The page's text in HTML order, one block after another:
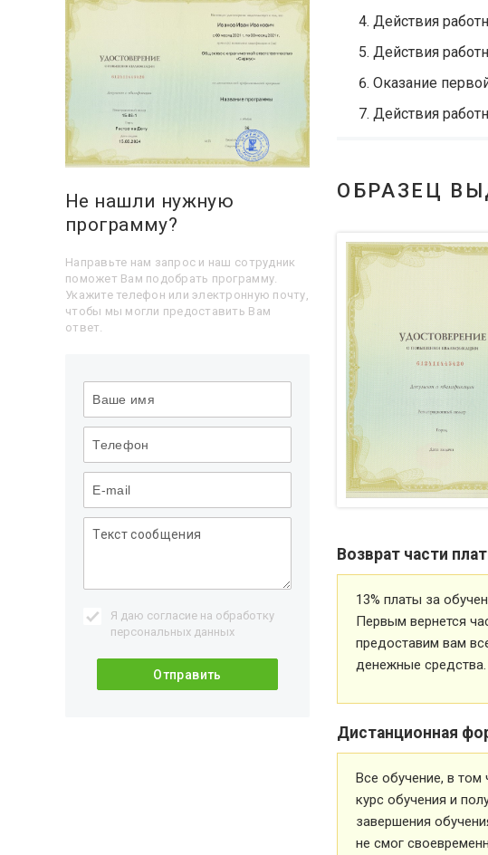
Действия
Действия
Оказание
Действия
ОБРАЗЕЦ
Возврат части
13% платы за
Первым вернется
предоставим вам
денежные средства.
Дистанционная
Все обучение, в том
курс обучения и
завершения
не смог
Не нашли нужную
программу?
Направьте нам запрос и наш сотрудник
поможет Вам подобрать программу.
Укажите телефон или электронную почту,
чтобы мы могли предоставить Вам
ответ.
Я даю согласие на обработку
персональных данных